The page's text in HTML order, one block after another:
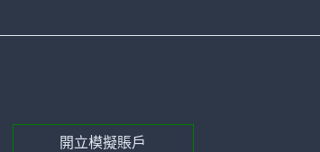
開立模擬賬戶